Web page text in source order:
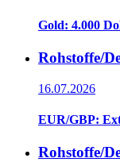
Gold: 4.000
Rohstoffe/
16.07.2026
EUR/GBP:
Rohstoffe/